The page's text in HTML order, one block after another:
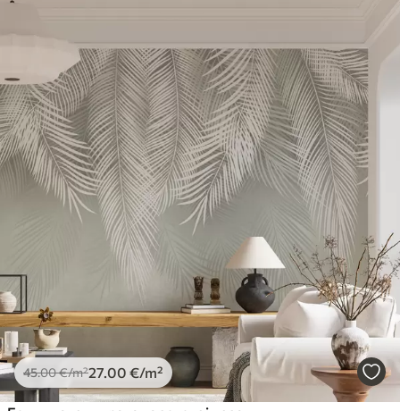
45.00€/m²27 .00 €/m²